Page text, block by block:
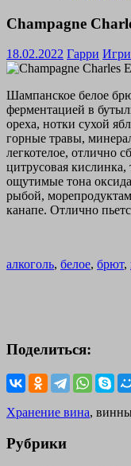
Champagne
18.02.2022 Гарри
Шампанское белое
ферментацией в
ореха, нотки сухой
горные травы,
легкотелое, отлично
цитрусовая
ощутимые тона
рыбой,
канапе. Отлично
алкоголь, белое, брют,
Поделиться:
Хранение вина,
Рубрики